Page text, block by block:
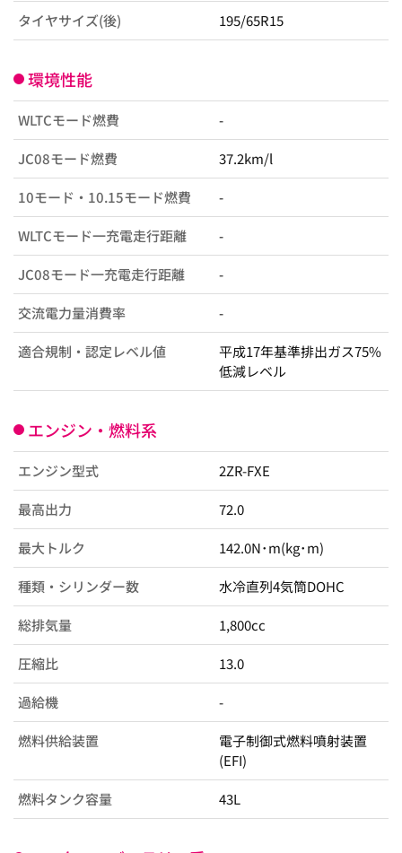
タイヤサイズ(後) 195/65R15
環境性能
WLTCモード燃費 -
JC08モード燃費 37.2km/l
10モード・10.15モード燃費 -
WLTCモード一充電走行距離 -
JC08モード一充電走行距離 -
交流電力量消費率 -
適合規制・認定レベル値
平成17年基準排出ガス75%
低減レベル
エンジン・燃料系
エンジン型式 2ZR-FXE
最高出力 72.0
最大トルク 142.0N･m(kg･m)
種類・シリンダー数 水冷直列4気筒DOHC
総排気量 1,800cc
圧縮比 13.0
過給機 -
燃料供給装置
電子制御式燃料噴射装置
(EFI)
燃料タンク容量 43L